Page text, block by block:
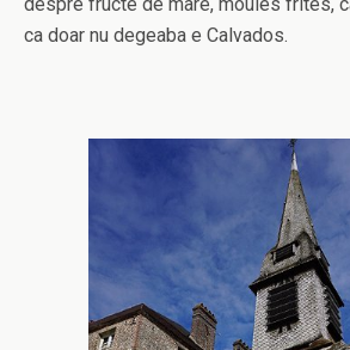
ca doar nu degeaba e Calvados.